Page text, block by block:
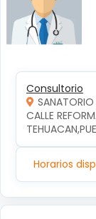
Consultorio
SANATORIO
CALLE
Horarios